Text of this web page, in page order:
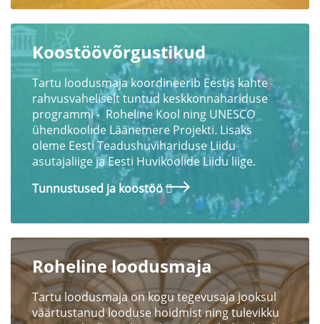
Koostöövõrgustikud
Tartu loodusmaja koordineerib Eestis kahte
rahvusvaheliselt tuntud keskkonnahariduse
programmi - Roheline Kool ning UNESCO
ühendkoolide Läänemere Projekti. Lisaks
oleme Eesti Teadushuvihariduse Liidu
asutajaliige ja Eesti Huvikoolide Liidu liige.
Tunnustused ja koostöö
Roheline loodusmaja
Tartu loodusmaja on kogu tegevusaja jooksul
väärtustanud looduse hoidmist ning tulevikku